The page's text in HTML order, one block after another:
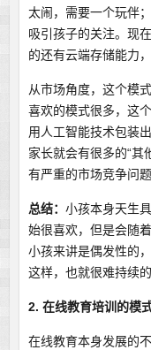
太闹，需要一个玩伴
吸引孩子的关注。现
的还有云端存储能力
从市场角度，这个模
喜欢的模式很多，这
用人工智能技术包装
家长就会有很多的“其
有严重的市场竞争问题
总结： 小孩本身天生
始很喜欢，但是会随
小孩来讲是偶发性的
这样，也就很难持续
2. 在线教育培训的模
在线教育本身发展的